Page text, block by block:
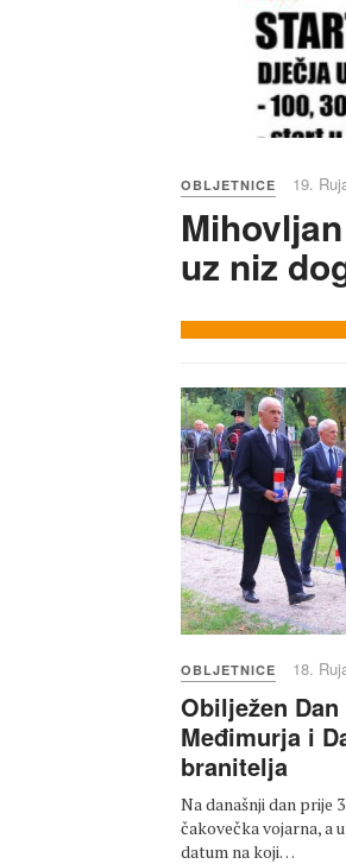
OBLJETNICE 19.
uz niz
OBLJETNICE 18.
Obilježen
Međimurja i
branitelja
Na današnji dan prije
čakovečka vojarna, a
datum na koji…